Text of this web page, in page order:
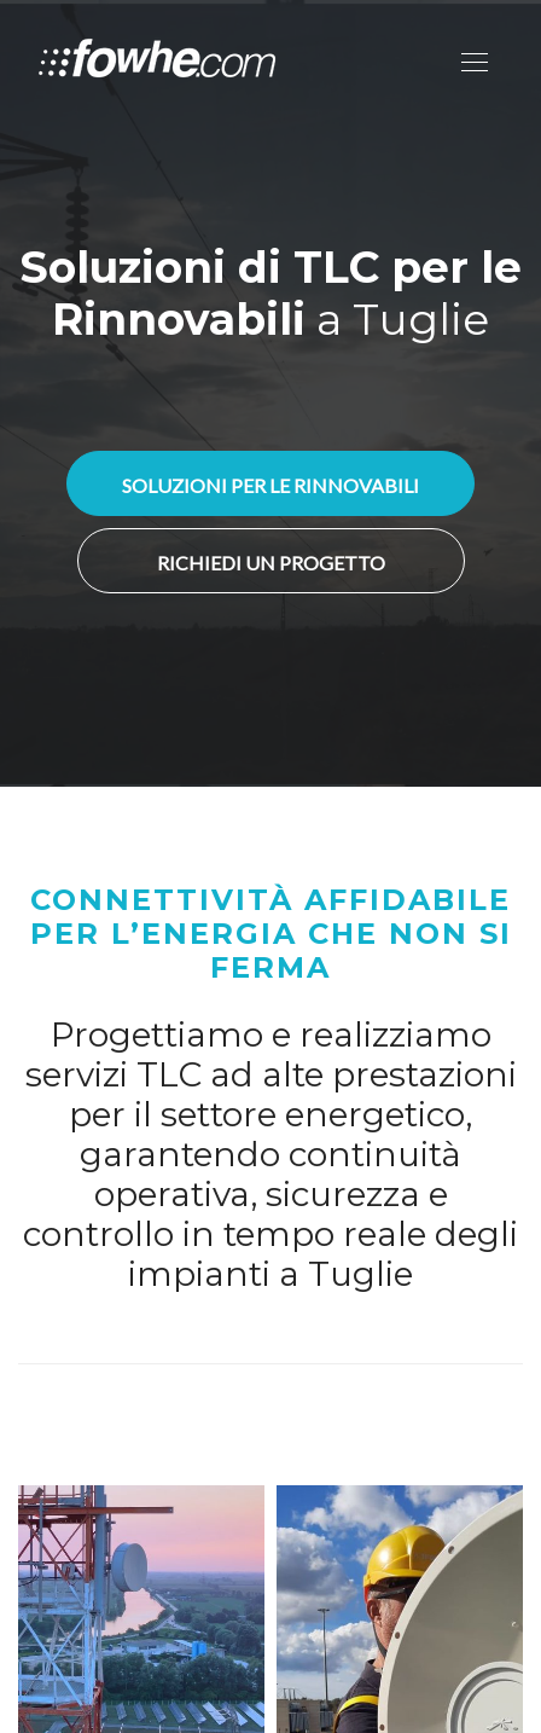
Soluzioni di TLC per le
Rinnovabili a Tuglie
SOLUZIONI PER LE RINNOVABILI
RICHIEDI UN PROGETTO
CONNETTIVITÀ AFFIDABILE
PER L’ENERGIA CHE NON SI
FERMA
Progettiamo e realizziamo
servizi TLC ad alte prestazioni
per il settore energetico,
garantendo continuità
operativa, sicurezza e
controllo in tempo reale degli
impianti a Tuglie